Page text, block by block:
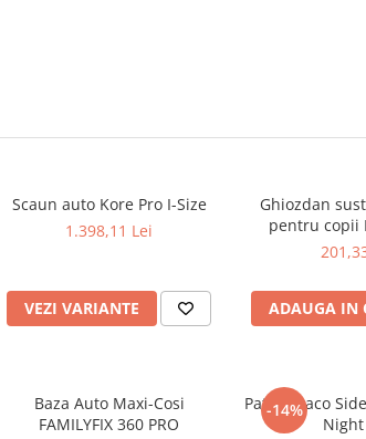
Scaun auto Kore Pro I-Size
1.398,11 Lei
VEZI VARIANTE
Ghiozdan
pentru copii
ADAUGA IN
Baza Auto Maxi-Cosi
FAMILYFIX 360 PRO
-14%
Patut Graco
Night